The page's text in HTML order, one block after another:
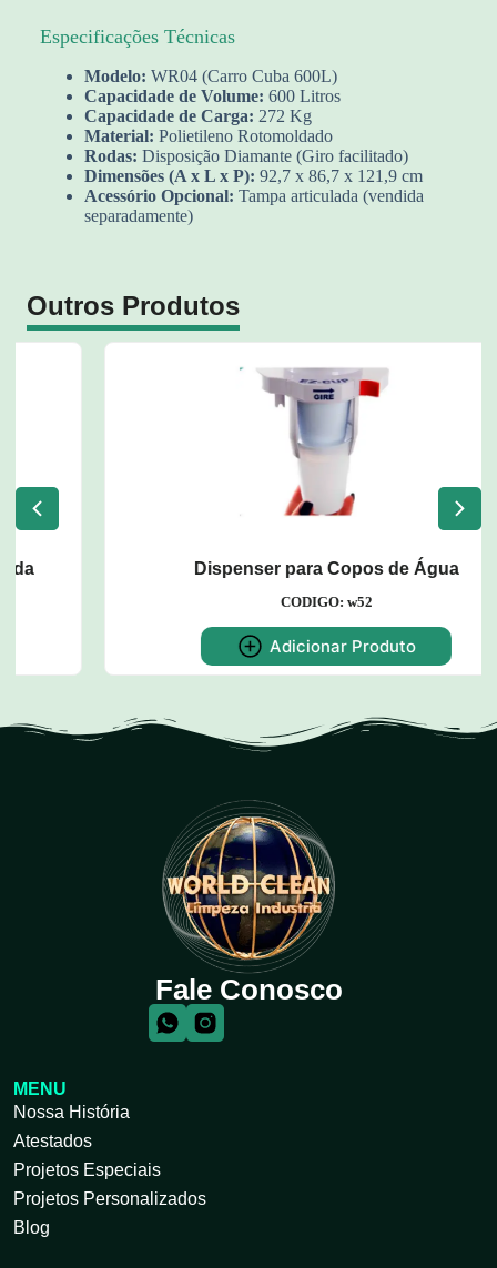
Especificações Técnicas
Modelo: WR04 (Carro Cuba 600L)
Capacidade de Volume: 600 Litros
Capacidade de Carga: 272 Kg
Material: Polietileno Rotomoldado
Rodas: Disposição Diamante (Giro facilitado)
Dimensões (A x L x P): 92,7 x 86,7 x 121,9 cm
Acessório Opcional: Tampa articulada (vendida
separadamente)
Outros Produtos
Dispenser para Copos de Água
CODIGO: w52
Adicionar Produto
Fale Conosco
MENU
Nossa História
Atestados
Projetos Especiais
Projetos Personalizados
Blog